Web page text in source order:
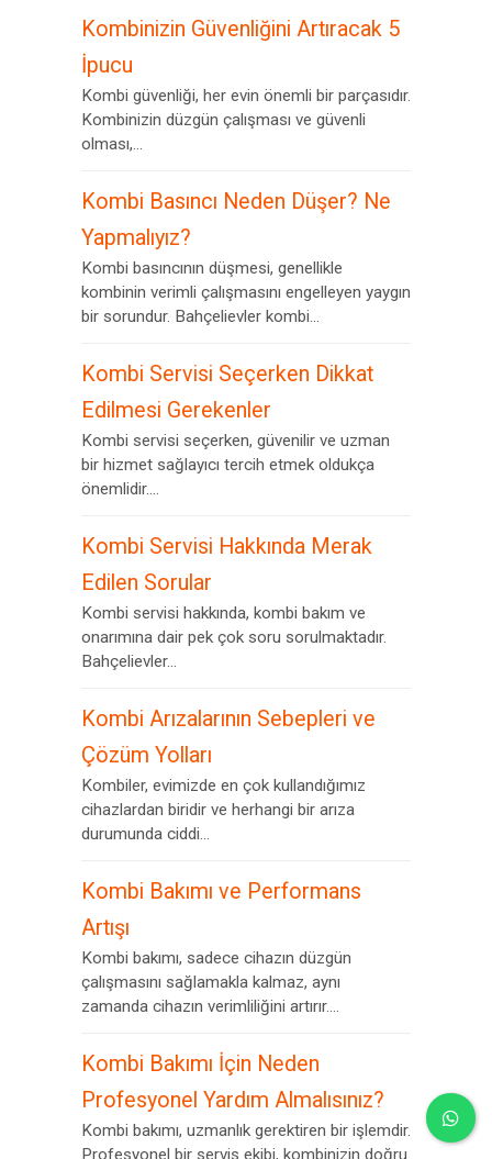
Kombinizin Güvenliğini Artıracak 5
İpucu
Kombi güvenliği, her evin önemli bir parçasıdır.
Kombinizin düzgün çalışması ve güvenli
olması,...
Kombi Basıncı Neden Düşer? Ne
Yapmalıyız?
Kombi basıncının düşmesi, genellikle
kombinin verimli çalışmasını engelleyen yaygın
bir sorundur. Bahçelievler kombi...
Kombi Servisi Seçerken Dikkat
Edilmesi Gerekenler
Kombi servisi seçerken, güvenilir ve uzman
bir hizmet sağlayıcı tercih etmek oldukça
önemlidir....
Kombi Servisi Hakkında Merak
Edilen Sorular
Kombi servisi hakkında, kombi bakım ve
onarımına dair pek çok soru sorulmaktadır.
Bahçelievler...
Kombi Arızalarının Sebepleri ve
Çözüm Yolları
Kombiler, evimizde en çok kullandığımız
cihazlardan biridir ve herhangi bir arıza
durumunda ciddi...
Kombi Bakımı ve Performans
Artışı
Kombi bakımı, sadece cihazın düzgün
çalışmasını sağlamakla kalmaz, aynı
zamanda cihazın verimliliğini artırır....
Kombi Bakımı İçin Neden
Profesyonel Yardım Almalısınız?
Kombi bakımı, uzmanlık gerektiren bir işlemdir.
Profesyonel bir servis ekibi, kombinizin doğru